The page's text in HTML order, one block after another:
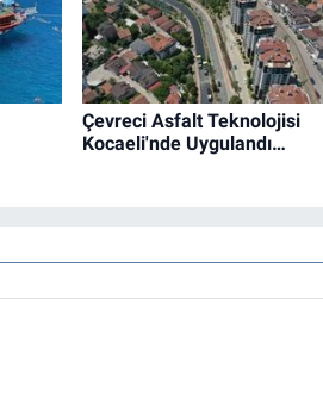
Çevreci Asfalt Teknolojisi
Kocaeli'nde Uygulandı…